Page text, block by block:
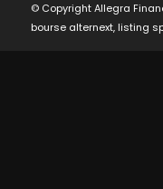
© Copyright Allegra
bourse alternext, listing